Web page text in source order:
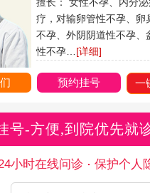
疗，对输卵管性不孕、卵
不孕、外阴阴道性不孕、
性不孕… [详细]
预约挂号 一
号-方便,到院优先就
小时在线问诊
保护个人